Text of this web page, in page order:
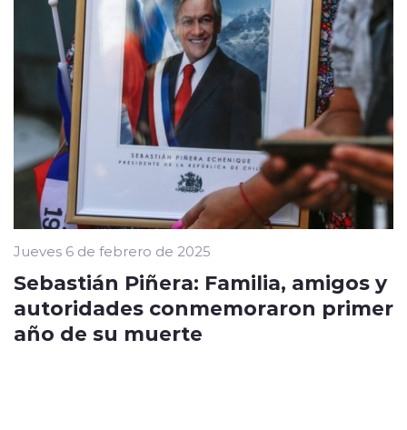
Jueves 6 de febrero de 2025
Sebastián Piñera: Familia, amigos y
autoridades conmemoraron primer
año de su muerte